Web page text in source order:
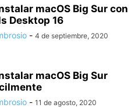
macOS Big Sur con
Desktop 16
- 4 de septiembre, 2020
macOS Big Sur
- 11 de agosto, 2020